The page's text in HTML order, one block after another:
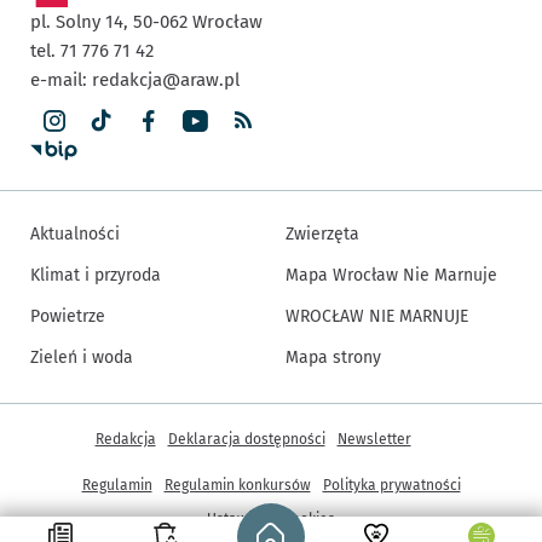
Strona główna - wroclaw.pl
pl. Solny 14, 50-062 Wrocław
tel. 71 776 71 42
e-mail: redakcja@araw.pl
Aktualności
Klimat i przyroda
Powietrze
Zieleń i woda
Zwierzęta
Mapa Wrocław Nie Marnuje
WROCŁAW NIE MARNUJE
Mapa strony
Inne informacje
Redakcja Deklaracja dostępności Newsletter
Regulamin Regulamin konkursów
Polityka prywatności
Ustawienia cookies